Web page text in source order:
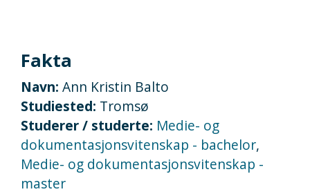
Fakta
Navn: Ann Kristin Balto
Studiested: Tromsø
Studerer / studerte: Medie- og
dokumentasjonsvitenskap - bachelor,
Medie- og dokumentasjonsvitenskap -
master